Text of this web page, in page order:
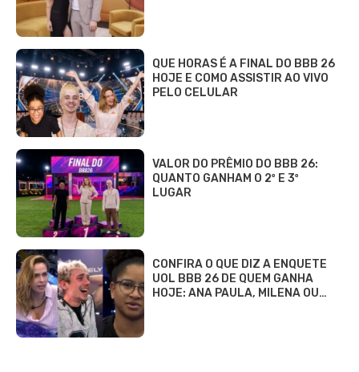
QUE HORAS É A FINAL DO BBB 26
HOJE E COMO ASSISTIR AO VIVO
PELO CELULAR
VALOR DO PRÊMIO DO BBB 26:
QUANTO GANHAM O 2º E 3º
LUGAR
CONFIRA O QUE DIZ A ENQUETE
UOL BBB 26 DE QUEM GANHA
HOJE: ANA PAULA, MILENA OU…